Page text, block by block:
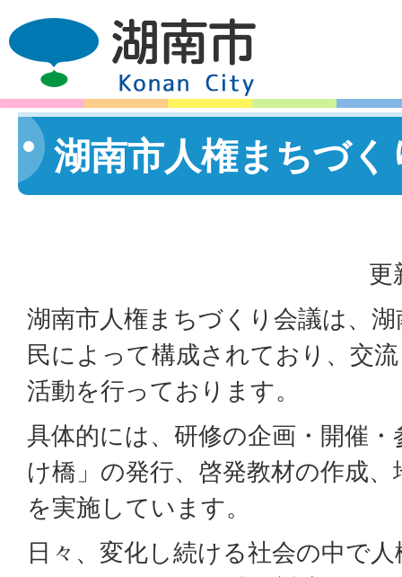
湖南市人権まちづく
更
湖南市人権まちづくり会議は、
民によって構成されており、交
活動を行っております。
具体的には、研修の企画・開催
け橋」の発行、啓発教材の作成
を実施しています。
日々、変化し続ける社会の中で